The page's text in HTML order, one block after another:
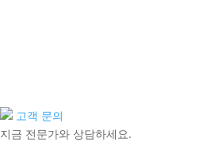
고객 문의
지금 전문가와 상담하세요.